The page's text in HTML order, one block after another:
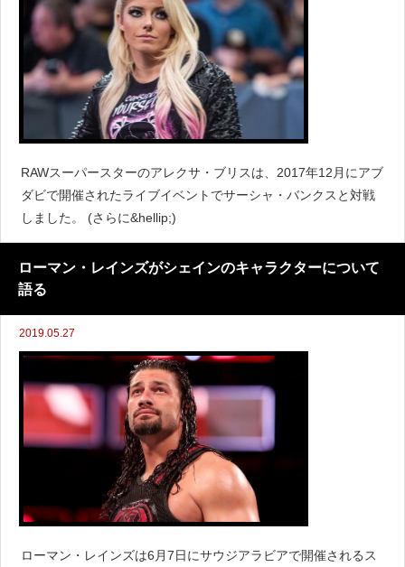
RAWスーパースターのアレクサ・ブリスは、2017年12月にアブ
ダビで開催されたライブイベントでサーシャ・バンクスと対戦
しました。 (さらに&hellip;)
ローマン・レインズがシェインのキャラクターについて
語る
2019.05.27
ローマン・レインズは6月7日にサウジアラビアで開催されるス